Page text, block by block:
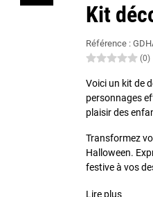
Kit
Référence :
(0)
Voici un kit de
personnages
plaisir des
Transformez
Halloween.
festive à vos
Lire plus